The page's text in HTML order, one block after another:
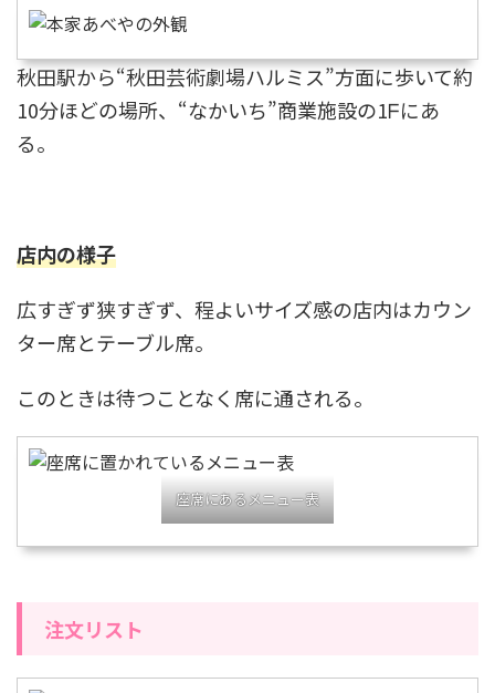
秋田駅から“秋田芸術劇場ハルミス”方面に歩いて約
10分ほどの場所、“なかいち”商業施設の1ᖴにあ
る。
店内の様子
広すぎず狭すぎず、程よいサイズ感の店内はカウン
ター席とテーブル席。
このときは待つことなく席に通される。
座席にあるメニュー表
注文リスト